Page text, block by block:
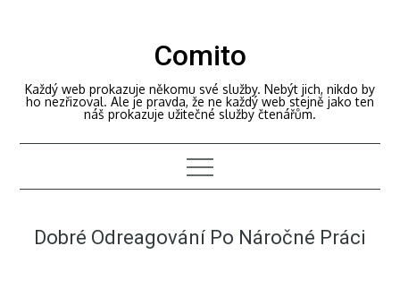
Comito
Každý web prokazuje někomu své služby. Nebýt jich, nikdo by
ho nezřizoval. Ale je pravda, že ne každý web stejně jako ten
náš prokazuje užitečné služby čtenářům.
Dobré Odreagování Po Náročné Práci